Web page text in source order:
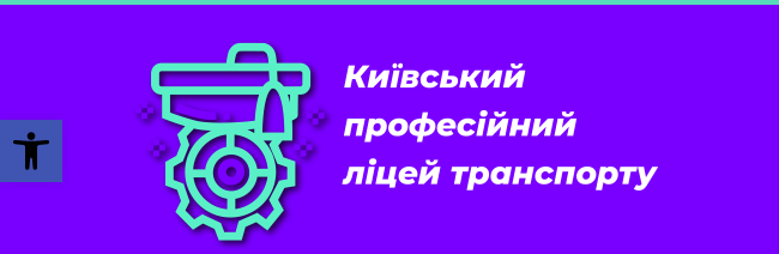
Відкрити Панель інструментів